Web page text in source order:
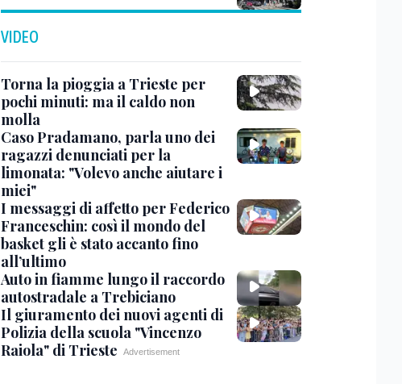
VIDEO
Torna la pioggia a Trieste per
pochi minuti: ma il caldo non
molla
Caso Pradamano, parla uno dei
ragazzi denunciati per la
limonata: "Volevo anche aiutare i
miei"
I messaggi di affetto per Federico
Franceschin: così il mondo del
basket gli è stato accanto fino
all’ultimo
Auto in fiamme lungo il raccordo
autostradale a Trebiciano
Il giuramento dei nuovi agenti di
Polizia della scuola "Vincenzo
Raiola" di Trieste